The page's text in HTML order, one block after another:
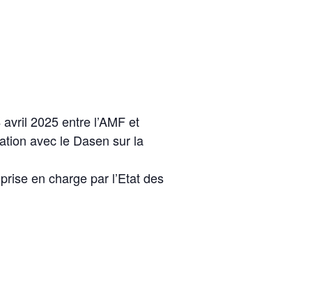
2025 entre l’AMF et
avec le Dasen sur la
en charge par l’Etat des